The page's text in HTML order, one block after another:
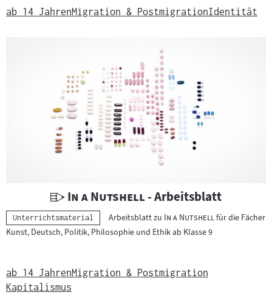
r
a
l
:
ab 14 JahrenMigration & PostmigrationIdentität
U
n
t
r
i
"
In a Nutshell "
- Arbeitsblatt
Kategorie:
Unterrichtsmaterial Arbeitsblatt zu "In a Nutshell"für die Fächer
Kunst, Deutsch, Politik, Philosophie und Ethik ab Klasse 9
ab 14 JahrenMigration & Postmigration
Kapitalismus